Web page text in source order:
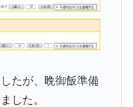
たが、晩御飯準備
した。